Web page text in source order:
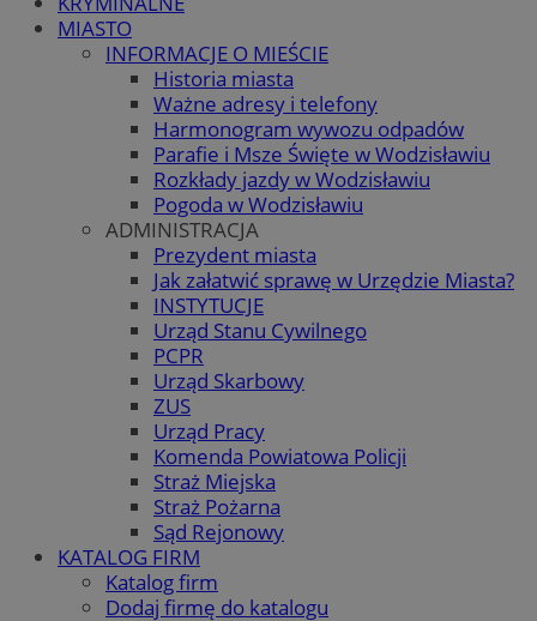
MIASTO
INFORMACJE O MIEŚCIE
Historia miasta
Ważne adresy i telefony
Harmonogram wywozu odpadów
Parafie i Msze Święte w Wodzisławiu
Rozkłady jazdy w Wodzisławiu
Pogoda w Wodzisławiu
ADMINISTRACJA
Prezydent miasta
Jak załatwić sprawę w Urzędzie Miasta?
INSTYTUCJE
Urząd Stanu Cywilnego
PCPR
Urząd Skarbowy
ZUS
Urząd Pracy
Komenda Powiatowa Policji
Straż Miejska
Straż Pożarna
Sąd Rejonowy
KATALOG FIRM
Katalog firm
Dodaj firmę do katalogu